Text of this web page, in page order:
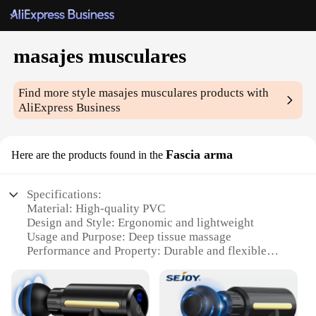
masajes musculares
Find more stylemasajes musculares products with
AliExpress Business
Here are the products found in the Fascia arma
Specifications:
Material: High-quality PVC
Design and Style: Ergonomic and lightweight
Usage and Purpose: Deep tissue massage
Performance and Property: Durable and flexible
massage heads
Applicable People: Suitable for both professionals
and home use